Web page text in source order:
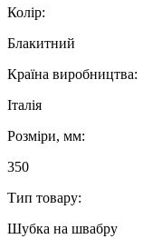
Колір:
Блакитний
Країна виробництва:
Італія
Розміри, мм:
350
Тип товару:
Шубка на швабру